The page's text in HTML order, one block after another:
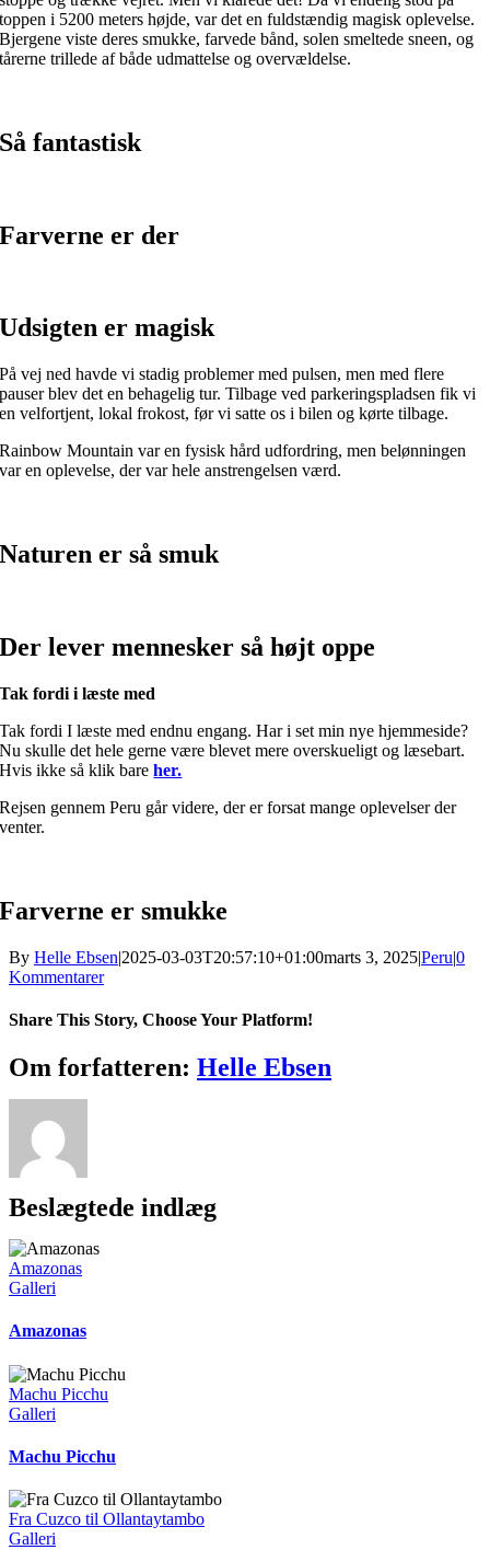
toppen i 5200 meters højde, var det en fuldstændig magisk oplevelse.
Bjergene viste deres smukke, farvede bånd, solen smeltede sneen, og
tårerne trillede af både udmattelse og overvældelse.
Så fantastisk
Farverne er der
Udsigten er magisk
På vej ned havde vi stadig problemer med pulsen, men med flere
pauser blev det en behagelig tur. Tilbage ved parkeringspladsen fik vi
en velfortjent, lokal frokost, før vi satte os i bilen og kørte tilbage.
Rainbow Mountain var en fysisk hård udfordring, men belønningen
var en oplevelse, der var hele anstrengelsen værd.
Naturen er så smuk
Der lever mennesker så højt oppe
Tak fordi i læste med
Tak fordi I læste med endnu engang. Har i set min nye hjemmeside?
Nu skulle det hele gerne være blevet mere overskueligt og læsebart.
Hvis ikke så klik bareher.
Rejsen gennem Peru går videre, der er forsat mange oplevelser der
venter.
Farverne er smukke
By Helle Ebsen|2025-03-03T20:57:10+01:00marts 3, 2025|Peru|0
Kommentarer
Share This Story, Choose Your Platform!
Facebook
X
Reddit
LinkedIn
WhatsApp
Telegram
Tumblr
Pinterest
Vk
Xing
E-
mail
Om forfatteren: Helle Ebsen
Beslægtede indlæg
Amazonas
Galleri
Amazonas
Machu Picchu
Galleri
Machu Picchu
Fra Cuzco til Ollantaytambo
Galleri